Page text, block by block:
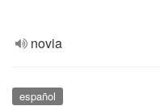
novia
español